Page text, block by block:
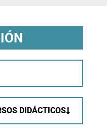
DIDÁCTICOS